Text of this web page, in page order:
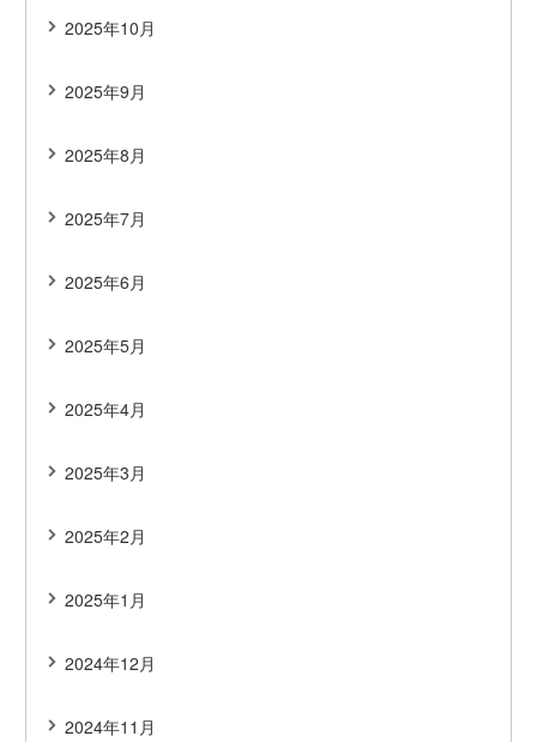
2025年10月
2025年9月
2025年8月
2025年7月
2025年6月
2025年5月
2025年4月
2025年3月
2025年2月
2025年1月
2024年12月
2024年11月